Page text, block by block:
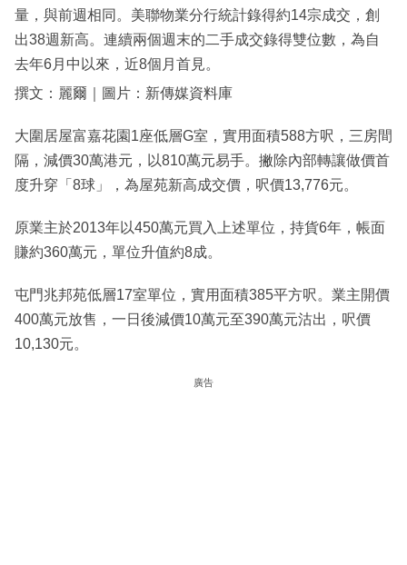
量，與前週相同。美聯物業分行統計錄得約14宗成交，創
出38週新高。連續兩個週末的二手成交錄得雙位數，為自
去年6月中以來，近8個月首見。
撰文：麗爾｜圖片：新傳媒資料庫
大圍居屋富嘉花園1座低層G室，實用面積588方呎，三房間
隔，減價30萬港元，以810萬元易手。撇除內部轉讓做價首
度升穿「8球」，為屋苑新高成交價，呎價13,776元。
原業主於2013年以450萬元買入上述單位，持貨6年，帳面
賺約360萬元，單位升值約8成。
屯門兆邦苑低層17室單位，實用面積385平方呎。業主開價
400萬元放售，一日後減價10萬元至390萬元沽出，呎價
10,130元。
廣告